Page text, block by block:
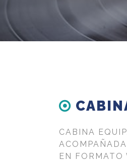
CABINA
EN